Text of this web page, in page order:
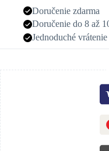
Doručenie zdarma
Doručenie do 8 až
Jednoduché